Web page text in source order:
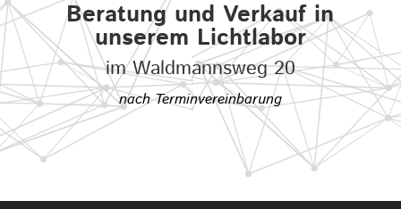
Beratung und Verkauf in
unserem Lichtlabor
im Waldmannsweg 20
nach Terminvereinbarung